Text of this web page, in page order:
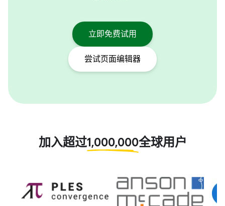
立即免费试用
尝试页面编辑器
加入超过1,000,000全球用户